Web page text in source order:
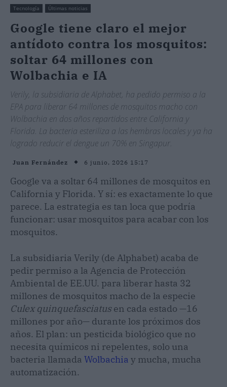
Tecnología Últimas noticias
Google tiene claro el mejor
antídoto contra los mosquitos:
soltar 64 millones con
Wolbachia e IA
Verily, la subsidiaria de Alphabet, ha pedido permiso a la
EPA para liberar 64 millones de mosquitos macho con
Wolbachia en dos años repartidos entre California y
Florida. La bacteria esteriliza a las hembras locales y ya ha
logrado reducir el dengue un 70% en Singapur.
Juan Fernández 6 junio, 2026 15:17
Google va a soltar 64 millones de mosquitos en
California y Florida. Y sí: es exactamente lo que
parece. La estrategia es tan loca que podría
funcionar: usar mosquitos para acabar con los
mosquitos.
La subsidiaria Verily (de Alphabet) acaba de
pedir permiso a la Agencia de Protección
Ambiental de EE.UU. para liberar hasta 32
millones de mosquitos macho de la especie
Culex quinquefasciatusen cada estado —16
millones por año— durante los próximos dos
años. El plan: un pesticida biológico que no
necesita químicos ni repelentes, solo una
bacteria llamada Wolbachia y mucha, mucha
automatización.